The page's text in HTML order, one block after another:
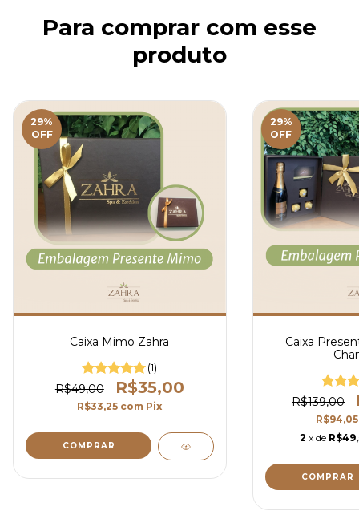
Para comprar com esse
produto
29%
OFF
Caixa Mimo Zahra
(1)
R$49,00 R$35,00
R$33,25 com Pix
29%
OFF
Caixa
R$139,00
2 x de